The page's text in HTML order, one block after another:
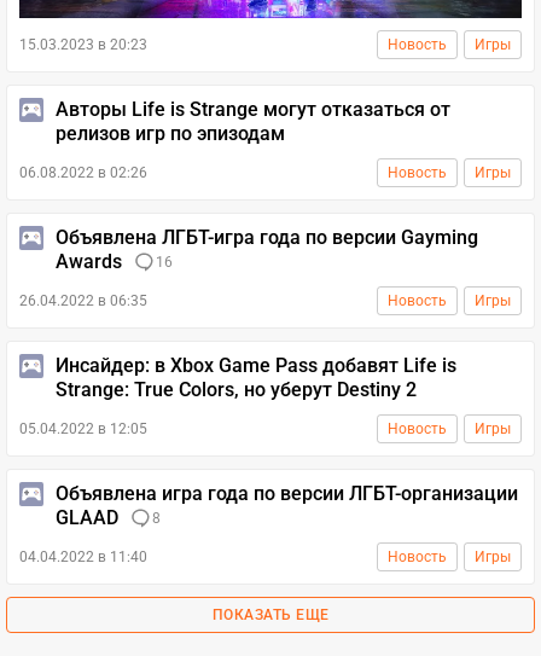
15.03.2023 в 20:23 Новость Игры
Авторы Life is Strange могут отказаться от
релизов игр по эпизодам
06.08.2022 в 02:26 Новость Игры
Объявлена ЛГБТ-игра года по версии Gayming
Awards
16
26.04.2022 в 06:35 Новость Игры
Инсайдер: в Xbox Game Pass добавят Life is
Strange: True Colors, но уберут Destiny 2
05.04.2022 в 12:05 Новость Игры
Объявлена игра года по версии ЛГБТ-организации
GLAAD
8
04.04.2022 в 11:40 Новость Игры
ПОКАЗАТЬ ЕЩЕ